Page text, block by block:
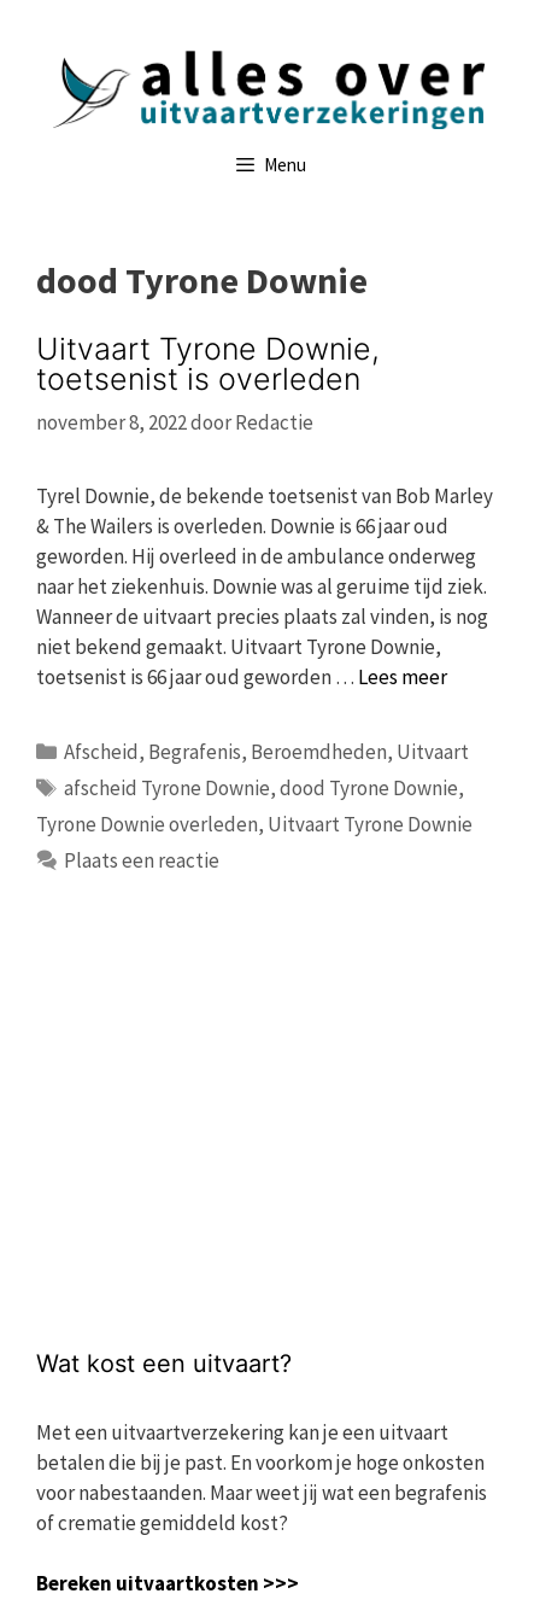
Menu
dood Tyrone Downie
Uitvaart Tyrone Downie,
toetsenist is overleden
november 8, 2022doorRedactie
Tyrel Downie, de bekende toetsenist van Bob Marley
& The Wailers is overleden. Downie is 66 jaar oud
geworden. Hij overleed in de ambulance onderweg
naar het ziekenhuis. Downie was al geruime tijd ziek.
Wanneer de uitvaart precies plaats zal vinden, is nog
niet bekend gemaakt. Uitvaart Tyrone Downie,
toetsenist is 66 jaar oud geworden … Lees meer
Categorieën
Afscheid, Begrafenis, Beroemdheden, Uitvaart
Tags
afscheid Tyrone Downie,dood Tyrone Downie,
Tyrone Downie overleden, Uitvaart Tyrone Downie
Plaats een reactie
Wat kost een uitvaart?
Met een uitvaartverzekering kan je een uitvaart
betalen die bij je past. En voorkom je hoge onkosten
voor nabestaanden. Maar weet jij wat een begrafenis
of crematie gemiddeld kost?
Bereken uitvaartkosten >>>